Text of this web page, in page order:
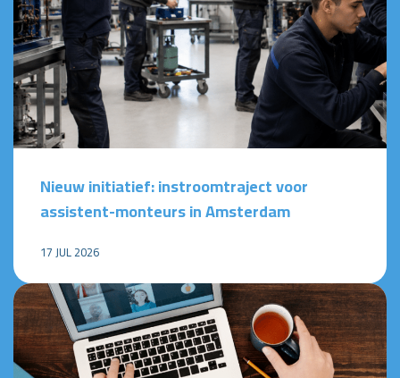
Nieuw initiatief: instroomtraject voor
assistent-monteurs in Amsterdam
17 JUL 2026